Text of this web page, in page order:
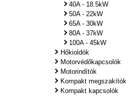
40A - 18.5kW
50A - 22kW
65A - 30kW
80A - 37kW
100A - 45kW
Hőkioldók
Motorvédőkapcsolók
Motorindítók
Kompakt megszakítók
Kompakt kapcsolók